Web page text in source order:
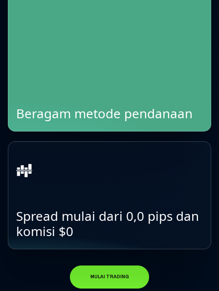
Beragam metode pendanaan
Spread mulai dari 0,0 pips dan
komisi $0
MULAI TRADING